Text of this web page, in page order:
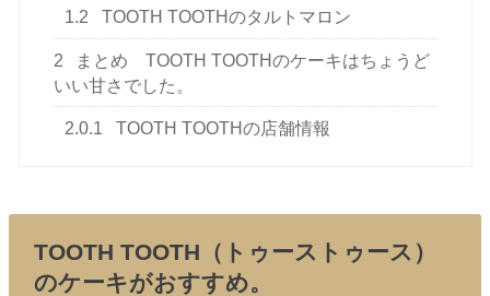
1.2 TOOTH TOOTHのタルトマロン
2
まとめ TOOTH TOOTHのケーキはちょうど
いい甘さでした。
2.0.1 TOOTH TOOTHの店舗情報
TOOTH TOOTH（トゥーストゥース）
のケーキがおすすめ。